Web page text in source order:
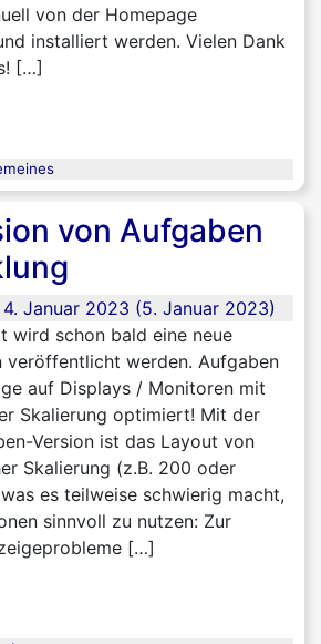
von der Homepage
installiert werden. Vielen Dank
[…]
von Aufgaben
4. Januar 2023 (5. Januar 2023)
wird schon bald eine neue
veröffentlicht werden. Aufgaben
auf Displays / Monitoren mit
Skalierung optimiert! Mit der
Version ist das Layout von
Skalierung (z.B. 200 oder
es teilweise schwierig macht,
sinnvoll zu nutzen: Zur
[…]